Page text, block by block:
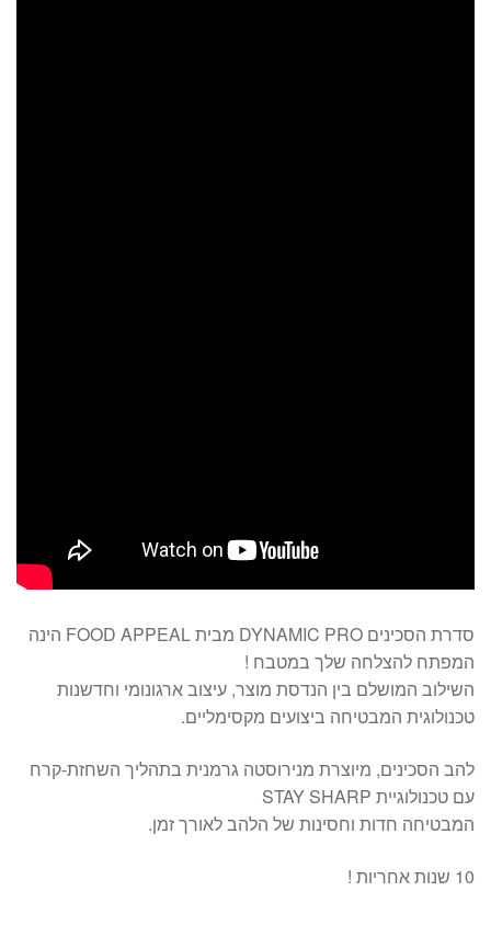
סדרת הסכינים DYNAMIC PRO מבית FOOD APPEAL הינה
המפתח להצלחה שלך במטבח !
השילוב המושלם בין הנדסת מוצר, עיצוב ארגונומי וחדשנות
טכנולוגית המבטיחה ביצועים מקסימליים.
להב הסכינים, מיוצרת מנירוסטה גרמנית בתהליך השחזת-קרח
עם טכנולוגיית STAY SHARP
המבטיחה חדות וחסינות של הלהב לאורך זמן.
10 שנות אחריות !